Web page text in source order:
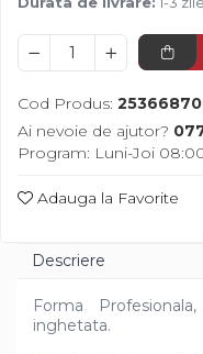
Lapte Condensat
Topping
Spray Antilipire Tavi
Diverse
Cod Produs:
Ai nevoie de ajutor?
Program: Luni-Joi
Adauga la Favorite
Descriere
Forma
inghetata.